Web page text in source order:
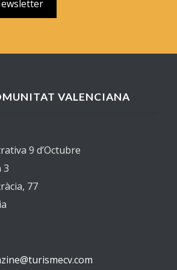
VALENCIANA
9 d’Octubre
3
77